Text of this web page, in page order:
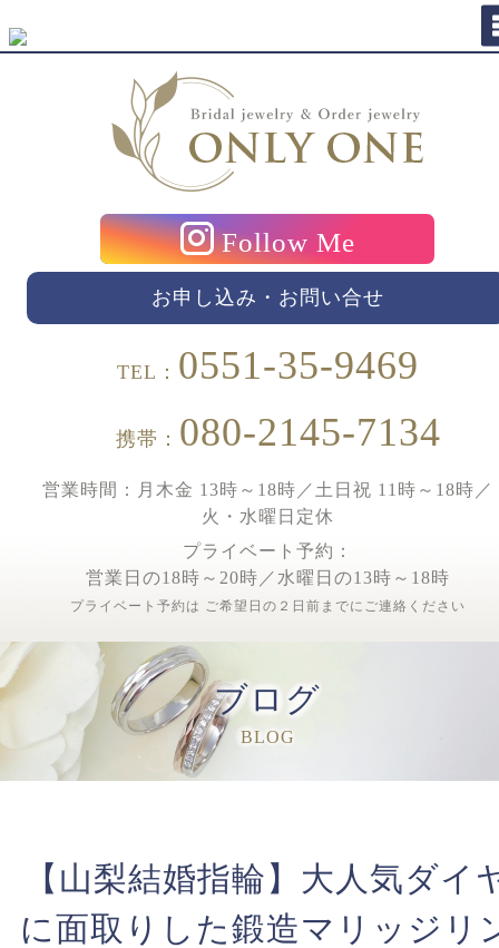
Follow Me
お申し込み・お問い合せ
TEL： 0551-35-9469
携帯： 080-2145-7134
営業時間：月木金 13時～18時／土日祝 11時～18時／
火・水曜日定休
プライベート予約：
営業日の18時～20時／水曜日の13時～18時
プライベート予約は ご希望日の２日前までにご連絡ください
ブログ
BLOG
【山梨結婚指輪】大人気ダイ
に面取りした鍛造マリッジリ